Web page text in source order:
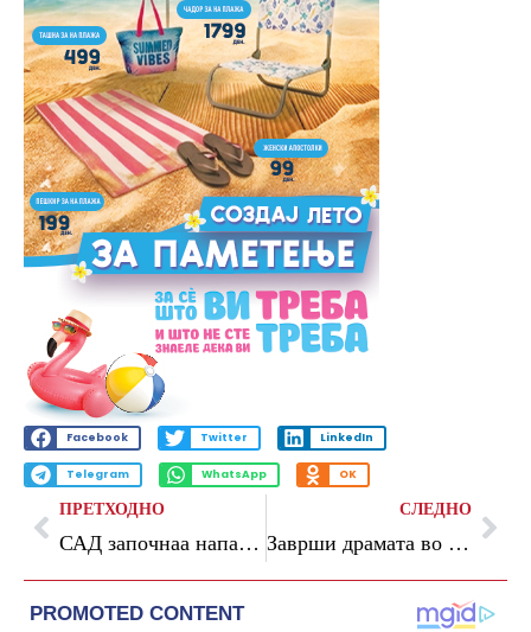
Facebook Twitter LinkedIn
Telegram WhatsApp OK
ПРЕТХОДНО
САД започнаа напади врз иранскиот остров Кешм
СЛЕДНО
Заврши драмата во Дортмунд: Србин ги држеше трите ќерки како заложници, подоцна се предаде